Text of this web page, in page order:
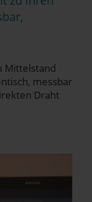
Mit­tel­stand
mess­bar
Draht